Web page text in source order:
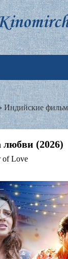
Индийские
(2026)
of Love